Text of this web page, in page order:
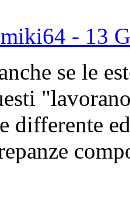
- 13
se le
differente